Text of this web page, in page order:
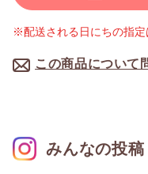
この商品について
※配送される日にちの指定
みんなの投稿